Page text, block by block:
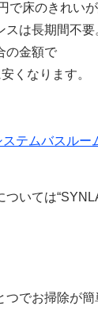
で床のきれいが
は長期間不要
の金額で
くなります。
ステムバスル
いては
つでお掃除が